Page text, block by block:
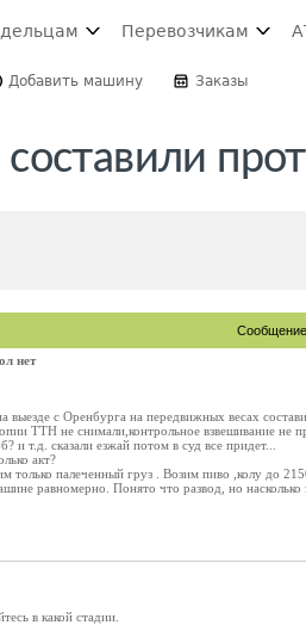
Перевозчикам
Добавить машину Заказы
Сообщение
нет
с Оренбурга на передвижных весах
ТТН не снимали,контрольное взвешивание не
и т.д. сказали езжай потом в суд все придет...
акт?
только палеченный груз . Возим пиво ,колу до
равномерно. Понято что развод, но насколько
в какой стадии.